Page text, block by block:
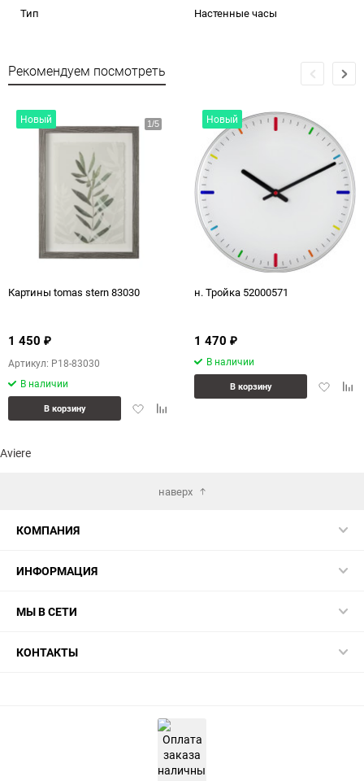
Тип Настенные часы
Рекомендуем посмотреть
Новый
Картины tomas stern 83030
1 450 ₽
Артикул: P18-83030
В наличии
ДобавитьДобавить
В корзину
Новый
н. Тройка 52000571
1 470 ₽
В наличии
В корзину
Aviere
наверх
КОМПАНИЯ
ИНФОРМАЦИЯ
МЫ В СЕТИ
КОНТАКТЫ